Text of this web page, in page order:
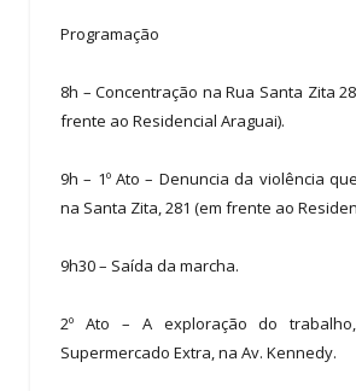
Programação
8h – Concentração na Rua Santa Zita
frente ao Residencial Araguai).
9h – 1º Ato – Denuncia da violência
na Santa Zita, 281 (em frente ao
9h30 – Saída da marcha.
2º Ato – A exploração do
Supermercado Extra, na Av. Kennedy.